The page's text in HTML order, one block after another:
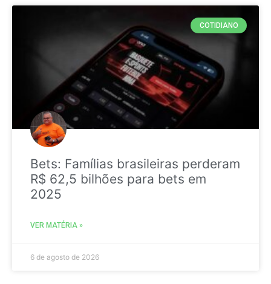
COTIDIANO
Bets: Famílias brasileiras perderam
R$ 62,5 bilhões para bets em
2025
VER MATÉRIA »
6 de agosto de 2026